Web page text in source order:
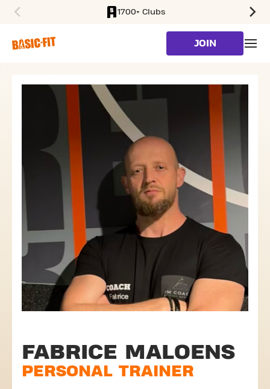
1700+ Clubs
JOIN
FABRICE MALOENS
PERSONAL TRAINER